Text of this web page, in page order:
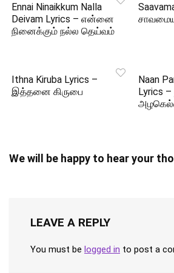
Ennai Ninaikkum Nalla
Deivam Lyrics – என்னை
நினைக்கும் நல்ல தெய்வம்
Ithna Kiruba Lyrics –
இத்தனை கிருபை
Naan
Lyrics
We will be happy to hear your
LEAVE A REPLY
You must be logged in to post a